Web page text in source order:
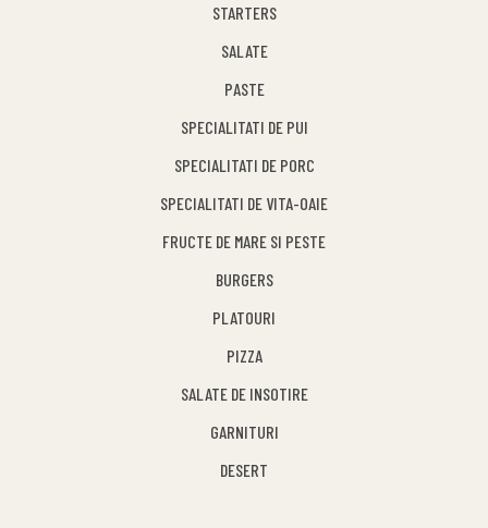
STARTERS
SALATE
PASTE
SPECIALITATI DE PUI
SPECIALITATI DE PORC
SPECIALITATI DE VITA-OAIE
FRUCTE DE MARE SI PESTE
BURGERS
PLATOURI
PIZZA
SALATE DE INSOTIRE
GARNITURI
DESERT